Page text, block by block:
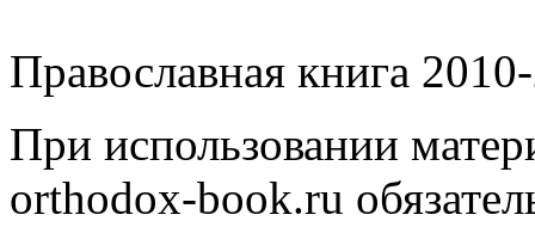
Православная книга
При использовании
orthodox-book.ru